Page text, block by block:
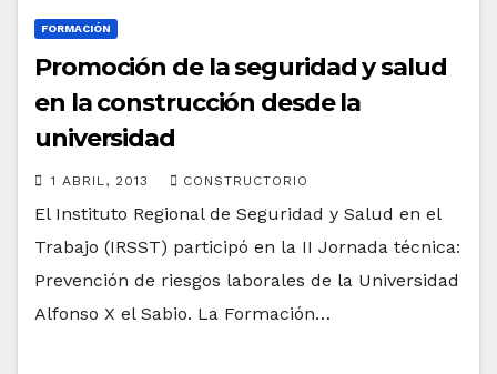
FORMACIÓN
Promoción de la seguridad y salud
en la construcción desde la
universidad
1 ABRIL, 2013 CONSTRUCTORIO
El Instituto Regional de Seguridad y Salud en el
Trabajo (IRSST) participó en la II Jornada técnica:
Prevención de riesgos laborales de la Universidad
Alfonso X el Sabio. La Formación…